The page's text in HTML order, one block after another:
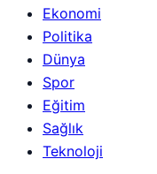
Ekonomi
Politika
Dünya
Spor
Eğitim
Sağlık
Teknoloji